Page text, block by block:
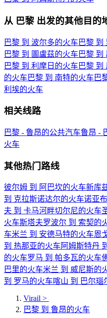
从 巴黎 出发的其他目的
巴黎 到 波尔多的火车 巴黎 到
巴黎 到 圖盧茲的火车 巴黎 到
巴黎 到 利摩日的火车 巴黎 到
的火车 巴黎 到 南特的火车 巴
利埃的火车
相关线路
巴黎 - 鲁昂的公共汽车鲁昂 -
火车
其他热门路线
彼尔姆 到 阿巴坎的火车新库
到 克拉斯诺达尔的火车诺亚
夫 到 卡马河畔切尔尼的火车
火车斯塔夫罗波尔 到 索契的
车米兰 到 安德马特的火车恩
到 热那亚的火车 阿姆斯特丹
的火车罗马 到 帕多瓦的火车
巴里的火车米兰 到 威尼斯的
到 罗马的火车喀山 到 巴尔瑙
Virail >
巴黎 到 鲁昂的火车